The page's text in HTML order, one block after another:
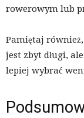
rowerowym lub
Pamiętaj
jest zbyt długi,
lepiej wybrać